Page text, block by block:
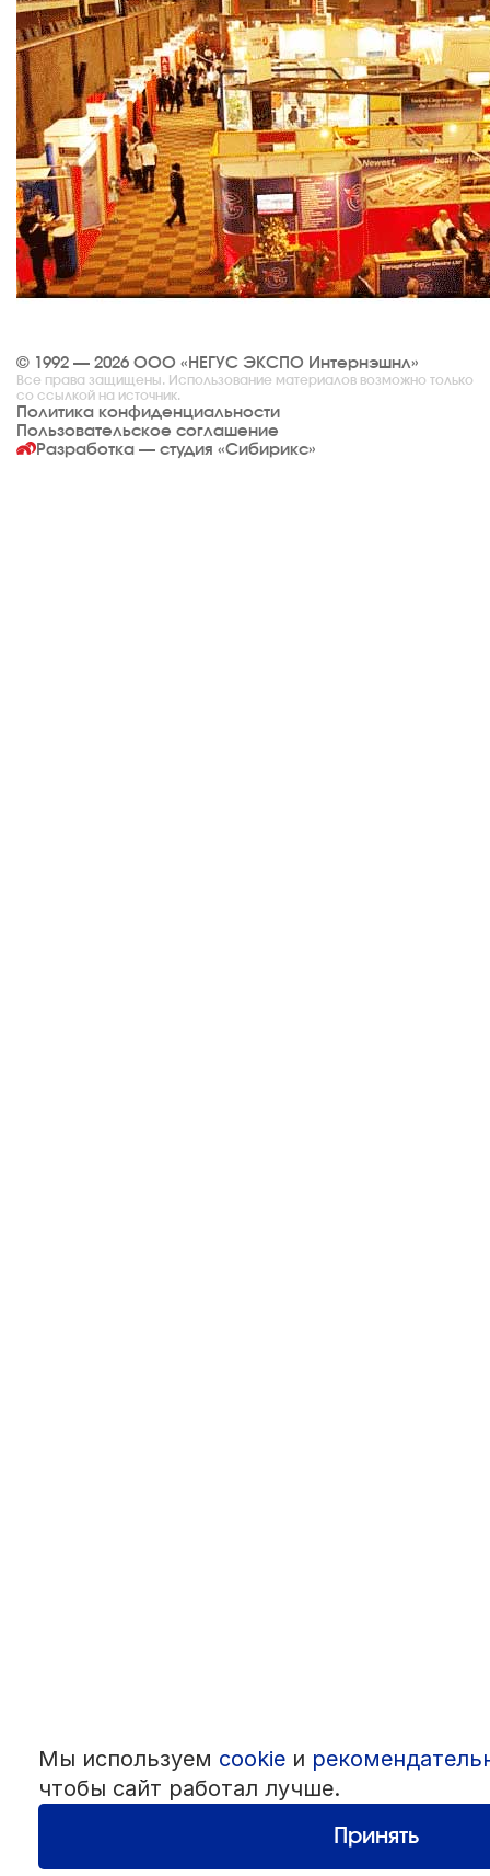
© 1992 — 2026 ООО «НЕГУС ЭКСПО Интернэшнл»
Все права защищены. Использование материалов возможно только
со ссылкой на источник.
Политика конфиденциальности
Пользовательское соглашение
Разработка — студия «Сибирикс»
Мы используем cookieи
чтобы сайт работал лучше.
Принять